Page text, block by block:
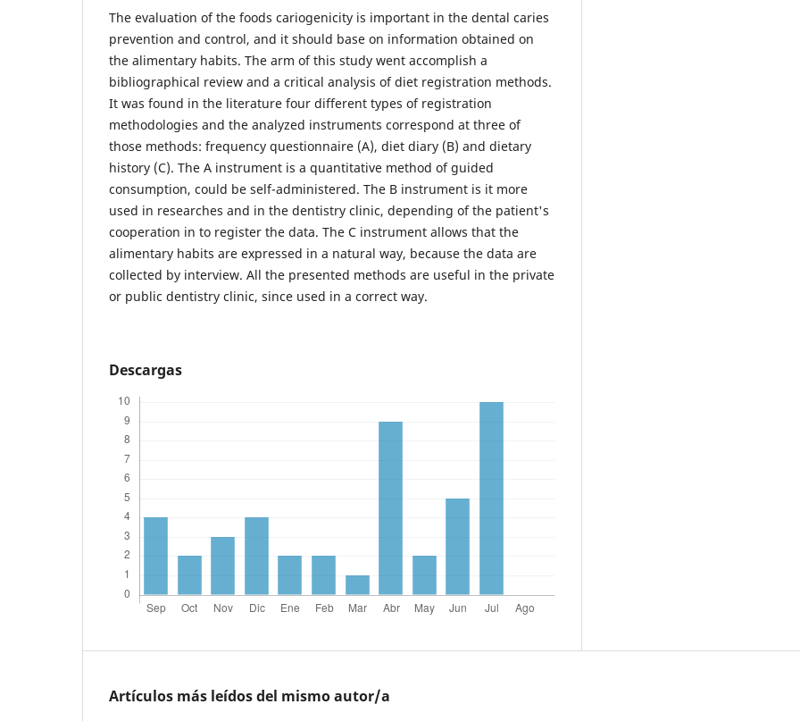
The evaluation of the foods cariogenicity is important in the dental caries
prevention and control, and it should base on information obtained on
the alimentary habits. The arm of this study went accomplish a
bibliographical review and a critical analysis of diet registration methods.
It was found in the literature four different types of registration
methodologies and the analyzed instruments correspond at three of
those methods: frequency questionnaire (A), diet diary (B) and dietary
history (C). The A instrument is a quantitative method of guided
consumption, could be self-administered. The B instrument is it more
used in researches and in the dentistry clinic, depending of the patient's
cooperation in to register the data. The C instrument allows that the
alimentary habits are expressed in a natural way, because the data are
collected by interview. All the presented methods are useful in the private
or public dentistry clinic, since used in a correct way.
Descargas
Artículos más leídos del mismo autor/a